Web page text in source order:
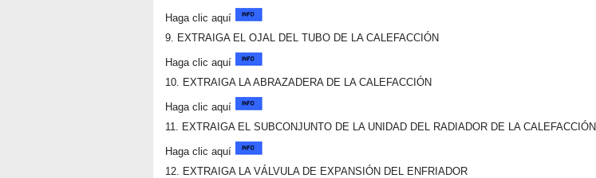
Haga clic aquí
9. EXTRAIGA EL OJAL DEL TUBO DE LA CALEFACCIÓN
Haga clic aquí
10. EXTRAIGA LA ABRAZADERA DE LA CALEFACCIÓN
Haga clic aquí
11. EXTRAIGA EL SUBCONJUNTO DE LA UNIDAD DEL RADIADOR DE LA CALEFACCIÓN
Haga clic aquí
12. EXTRAIGA LA VÁLVULA DE EXPANSIÓN DEL ENFRIADOR